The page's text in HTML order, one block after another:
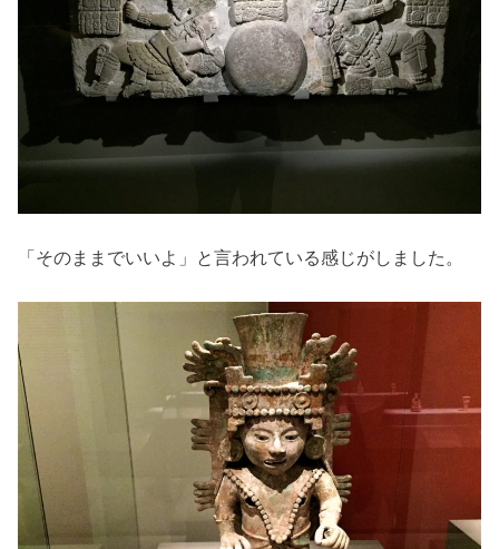
「そのままでいいよ」と言われている感じがしました。